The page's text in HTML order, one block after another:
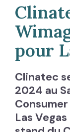
pour
Clinatec
2024 au
Las